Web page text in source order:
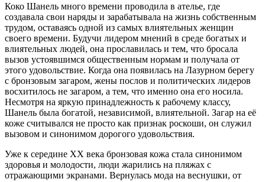
Коко Шанель много времени проводила в ателье, где
создавала свои наряды и зарабатывала на жизнь собственным
трудом, оставаясь одной из самых влиятельных женщин
своего времени. Будучи лидером мнений в среде богатых и
влиятельных людей, она прославилась и тем, что бросала
вызов устоявшимся общественным нормам и получала от
этого удовольствие. Когда она появилась на Лазурном берегу
с бронзовым загаром, жены послов и политических лидеров
восхитилось не загаром, а тем, что именно она его носила.
Несмотря на яркую принадлежность к рабочему классу,
Шанель была богатой, независимой, влиятельной. Загар на её
коже считывался не просто как признак роскоши, он служил
вызовом и синонимом дорогого удовольствия.
Уже к середине XX века бронзовая кожа стала синонимом
здоровья и молодости, люди жарились на пляжах с
отражающими экранами. Вернулась мода на веснушки, от